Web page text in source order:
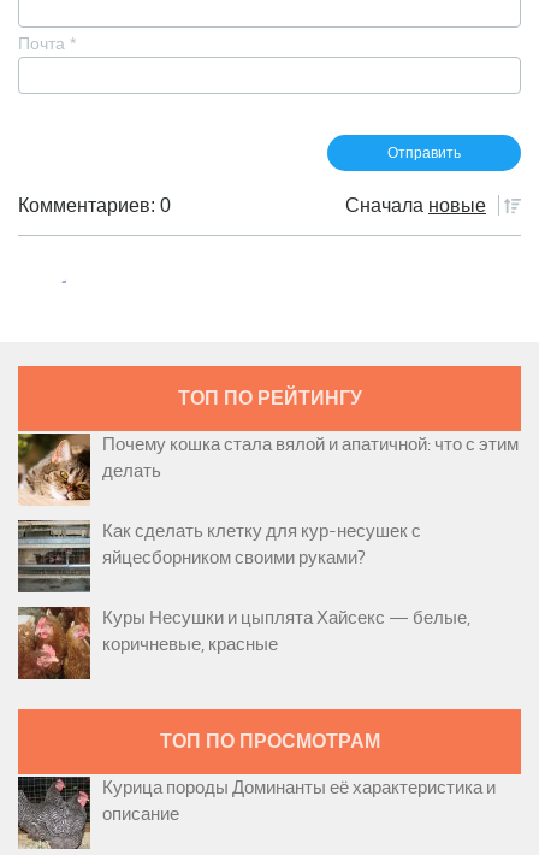
Почта *
Комментариев: 0 Сначала новые
ТОП ПО РЕЙТИНГУ
Почему кошка стала вялой и апатичной: что с этим
делать
Как сделать клетку для кур-несушек с
яйцесборником своими руками?
Куры Несушки и цыплята Хайсекс — белые,
коричневые, красные
ТОП ПО ПРОСМОТРАМ
Курица породы Доминанты её характеристика и
описание